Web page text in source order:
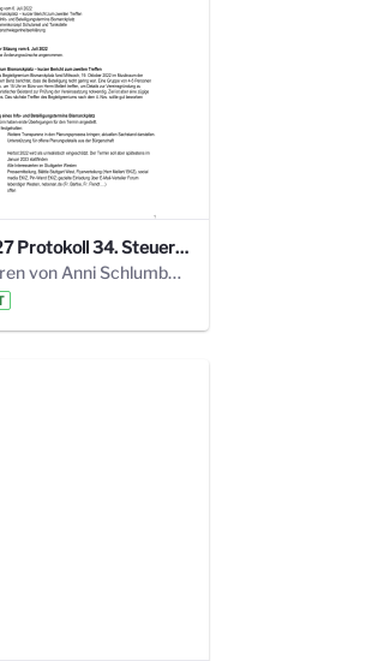
20221027 Protokoll 34. Steuerungskreis.pdf
vor 3 Jahren von Anni Schlumberger